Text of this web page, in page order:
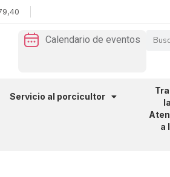
Calendario de eventos
Servicio al porcicultor
a